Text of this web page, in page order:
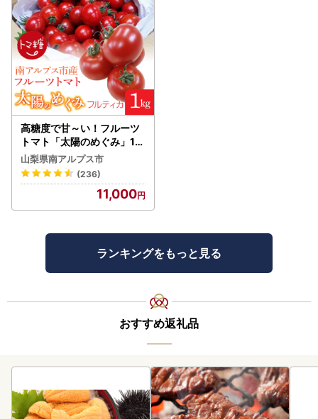
高糖度で甘～い！フルーツ
トマト「太陽のめぐみ」1k
g ALPBI001 | 高糖度 おす
すめ 産地直送 新鮮 フレッ
シュ 高栄養素 南アルプス市
山梨県南アルプス市
(236)
11,000
ランキングをもっと見る
おすすめ返礼品